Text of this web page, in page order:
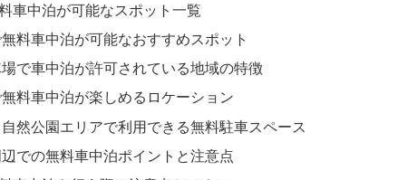
車中泊が可能なスポット一覧
料車中泊が可能なおすすめスポット
で車中泊が許可されている地域の特徴
料車中泊が楽しめるロケーション
然公園エリアで利用できる無料駐車スペース
での無料車中泊ポイントと注意点